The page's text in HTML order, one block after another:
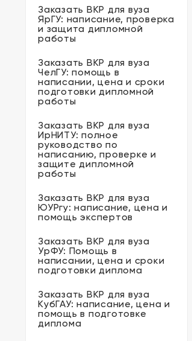
Заказать ВКР для вуза
ЯрГУ: написание, проверка
и защита дипломной
работы
Заказать ВКР для вуза
ЧелГУ: помощь в
написании, цена и сроки
подготовки дипломной
работы
Заказать ВКР для вуза
ИрНИТУ: полное
руководство по
написанию, проверке и
защите дипломной
работы
Заказать ВКР для вуза
ЮУРгу: написание, цена и
помощь экспертов
Заказать ВКР для вуза
УрФУ: Помощь в
написании, цена и сроки
подготовки диплома
Заказать ВКР для вуза
КубГАУ: написание, цена и
помощь в подготовке
диплома